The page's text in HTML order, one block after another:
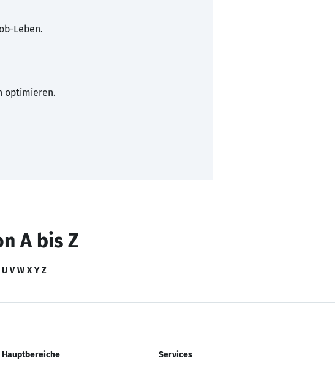
Leben.
optimieren.
A bis Z
U V W X Y Z
Hauptbereiche Services